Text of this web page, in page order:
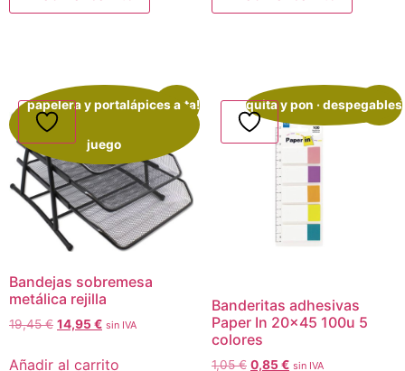
¡Oferta!
papelera y portalápices a
juego
Bandejas sobremesa
metálica rejilla
19,45€ 14,95€ sin IVA
Añadir al carrito
¡Oferta!
quita y pon · despegables
Banderitas adhesivas
Paper In 20×45 100u 5
colores
1,05€ 0,85€ sin IVA